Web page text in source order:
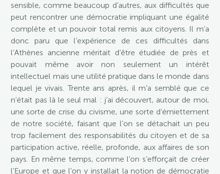
sensible, comme beaucoup d’autres, aux difficultés que
peut rencontrer une démocratie impliquant une égalité
complète et un pouvoir total remis aux citoyens. Il m’a
donc paru que l’expérience de ces difficultés dans
l’Athènes ancienne méritait d’être étudiée de près et
pouvait même avoir non seulement un intérêt
intellectuel mais une utilité pratique dans le monde dans
lequel je vivais. Trente ans après, il m’a semblé que ce
n’était pas là le seul mal : j’ai découvert, autour de moi,
une sorte de crise du civisme, une sorte d’émiettement
de notre société, faisant que l’on se détachait un peu
trop facilement des responsabilités du citoyen et de sa
participation active, réelle, profonde, aux affaires de son
pays. En même temps, comme l’on s’efforçait de créer
l’Europe et que l’on y installait la notion de démocratie